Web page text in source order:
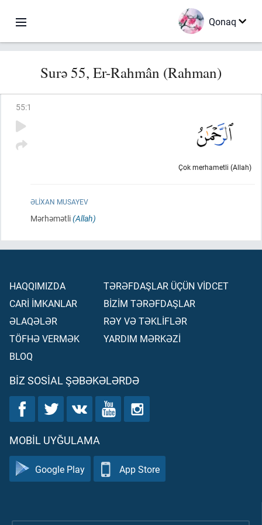
Qonaq
Surə 55, Er-Rahmân (Rahman)
55:1
Çok merhametli (Allah)
ƏLIXAN MUSAYEV
Mərhəmətli(Allah)
HAQQIMIZDA
CARİ İMKANLAR
ƏLAQƏLƏR
TÖFHƏ VERMƏK
BLOQ
TƏRƏFDAŞLAR ÜÇÜN VİDCET
BİZİM TƏRƏFDAŞLAR
RƏY VƏ TƏKLİFLƏR
YARDIM MƏRKƏZİ
BIZ SOSIAL ŞƏBƏKƏLƏRDƏ
MOBIL UYĞULAMA
Google Play App Store